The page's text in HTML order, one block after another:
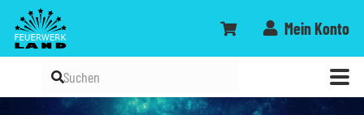
Mein Konto